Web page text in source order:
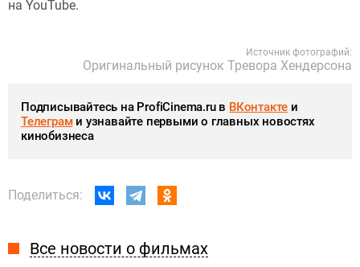
на YouTube.
Источник фотографий:
Оригинальный рисунок Тревора Хендерсона
Подписывайтесь на ProfiCinema.ru в ВКонтакте и
Телеграми узнавайте первыми о главных новостях
кинобизнеса
Поделиться:
Все новости о фильмах